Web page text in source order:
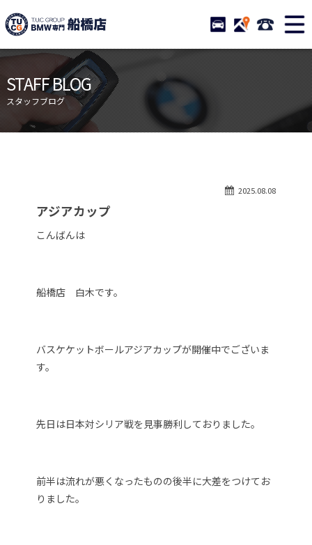
TUCグループ BMW専門 船
STOCK ACCESS 047-
ニュース
在庫リスト
目玉車両一覧
店舗紹介
保証＆サービス
アクセスマップ
自動車保険
STAFF BLOG
スタッフブログ
2025.08.08
アジアカップ
こんばんは
船橋店 白木です。
バスケケットボールアジアカップが開催中でございま
す。
先日は日本対シリア戦を見事勝利しておりました。
前半は流れが悪くなったものの後半に大差をつけてお
りました。